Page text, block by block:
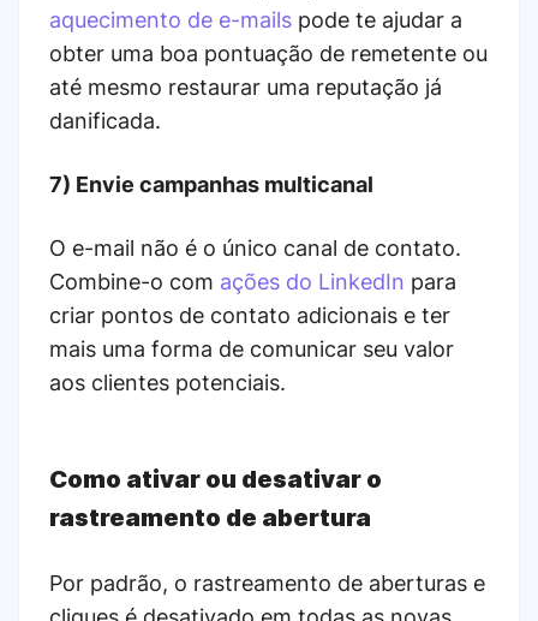
aquecimento de e-mails pode te ajudar a
obter uma boa pontuação de remetente ou
até mesmo restaurar uma reputação já
danificada.
7) Envie campanhas multicanal
O e-mail não é o único canal de contato.
Combine-o com ações do LinkedIn para
criar pontos de contato adicionais e ter
mais uma forma de comunicar seu valor
aos clientes potenciais.
Como ativar ou desativar o
rastreamento de abertura
Por padrão, o rastreamento de aberturas e